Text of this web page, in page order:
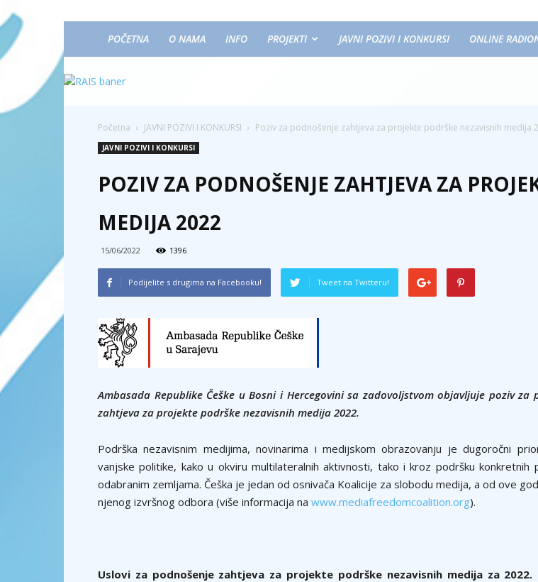
POČETNA O NAMA INFO PROJEKTI JAVNI POZIVI I KONKURSI ONLINE
Početna JAVNI POZIVI I KONKURSI Poziv za podnošenje zahtjeva za projekte podrške nezavisnih medija
JAVNI POZIVI I KONKURSI
POZIV ZA PODNOŠENJE ZAHTJEVA ZA
MEDIJA 2022
15/06/2022 1396
Podijelite s drugima na Facebooku! Tweet na Twitteru!
Ambasada Republike Češke u Bosni i Hercegovini sa zadovoljstvom objavljuje poziv za
zahtjeva za projekte podrške nezavisnih medija 2022.
Podrška nezavisnim medijima, novinarima i medijskom obrazovanju je dugoročni
vanjske politike, kako u okviru multilateralnih aktivnosti, tako i kroz podršku konkretnih
odabranim zemljama. Češka je jedan od osnivača Koalicije za slobodu medija, a od ove
njenog izvršnog odbora (više informacija na www.mediafreedomcoalition.org).
Uslovi za podnošenje zahtjeva za projekte podrške nezavisnih medija za 2022.